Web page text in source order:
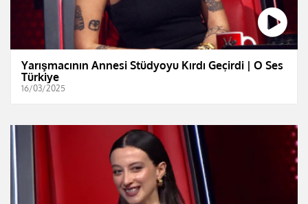
Yarışmacının Annesi Stüdyoyu Kırdı Geçirdi | O Ses
Türkiye
16/03/2025